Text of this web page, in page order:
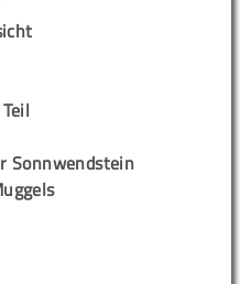
Sonnwendstein